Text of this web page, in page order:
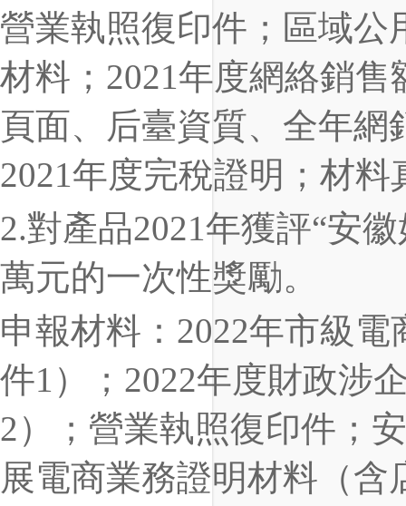
營業執照復印件；區域公
材料；2021年度網絡銷
頁面、后臺資質、全年
2021年度完稅證明；材
2.對產品2021年獲評“安
萬元的一次性獎勵。
申報材料：2022年市級
件1）；2022年度財政涉
2）；營業執照復印件；
展電商業務證明材料（